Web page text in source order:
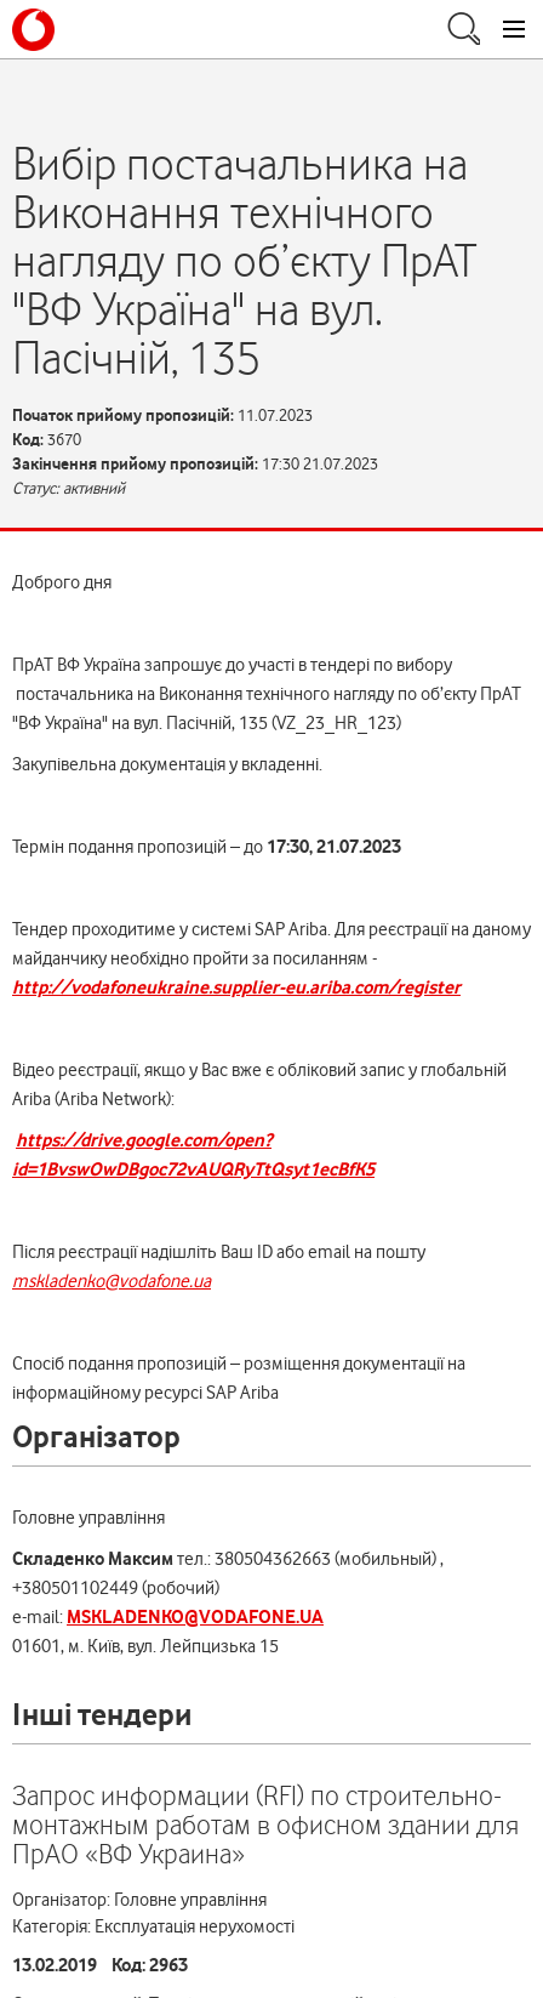
Вибір постачальника на
Виконання технічного
нагляду по об’єкту ПрАТ
"ВФ Україна" на вул.
Пасічній, 135
Початок прийому пропозицій: 11.07.2023
Код:3670
Закінчення прийому пропозицій: 17:30 21.07.2023
Статус: активний
Доброго дня
ПрАТ ВФ Україна запрошує до участі в тендері по вибору
постачальника на Виконання технічного нагляду по об’єкту ПрАТ
"ВФ Україна" на вул. Пасічній, 135 (VZ_23_HR_123)
Закупівельна документація у вкладенні.
Термін подання пропозицій – до 17:30, 21.07.2023
Тендер проходитиме у системі SAP Ariba. Для реєстрації на даному
майданчику необхідно пройти за посиланням -
http://vodafoneukraine.supplier-eu.ariba.com/register
Відео реєстрації, якщо у Вас вже є обліковий запис у глобальній
Ariba (Ariba Network):
https://drive.google.com/open?
id=1BvswOwDBgoc72vAUQRyTtQsyt1ecBfK5
Після реєстрації надішліть Ваш ID або email на пошту
mskladenko@vodafone.ua
Спосіб подання пропозицій – розміщення документації на
інформаційному ресурсі SAP Ariba
Організатор
Головне управління
Складенко Максимтел.: 380504362663 (мобильный) ,
+380501102449 (робочий)
e-mail: MSKLADENKO@VODAFONE.UA
01601, м. Київ, вул. Лейпцизька 15
Інші тендери
Запрос информации (RFI) по строительно-
монтажным работам в офисном здании для
ПрАО «ВФ Украина»
Організатор: Головне управління
Категорія: Експлуатація нерухомості
13.02.2019 Код: 2963